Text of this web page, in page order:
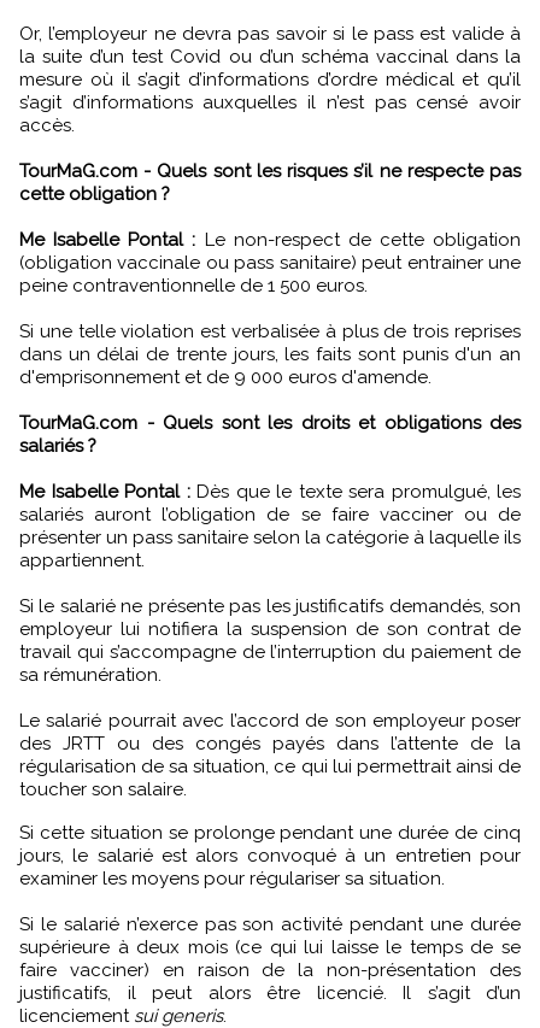
Or, l’employeur ne devra pas savoir si le pass est valide à
la suite d’un test Covid ou d’un schéma vaccinal dans la
mesure où il s’agit d’informations d’ordre médical et qu’il
s’agit d’informations auxquelles il n’est pas censé avoir
accès.
TourMaG.com - Quels sont les risques s’il ne respecte pas
cette obligation ?
Me Isabelle Pontal : Le non-respect de cette obligation
(obligation vaccinale ou pass sanitaire) peut entrainer une
peine contraventionnelle de 1 500 euros.
Si une telle violation est verbalisée à plus de trois reprises
dans un délai de trente jours, les faits sont punis d'un an
d'emprisonnement et de 9 000 euros d'amende.
TourMaG.com - Quels sont les droits et obligations des
salariés ?
Me Isabelle Pontal :Dès que le texte sera promulgué, les
salariés auront l’obligation de se faire vacciner ou de
présenter un pass sanitaire selon la catégorie à laquelle ils
appartiennent.
Si le salarié ne présente pas les justificatifs demandés, son
employeur lui notifiera la suspension de son contrat de
travail qui s’accompagne de l’interruption du paiement de
sa rémunération.
Le salarié pourrait avec l’accord de son employeur poser
des JRTT ou des congés payés dans l’attente de la
régularisation de sa situation, ce qui lui permettrait ainsi de
toucher son salaire.
Si cette situation se prolonge pendant une durée de cinq
jours, le salarié est alors convoqué à un entretien pour
examiner les moyens pour régulariser sa situation.
Si le salarié n’exerce pas son activité pendant une durée
supérieure à deux mois (ce qui lui laisse le temps de se
faire vacciner) en raison de la non-présentation des
justificatifs, il peut alors être licencié. Il s’agit d’un
licenciement sui generis.